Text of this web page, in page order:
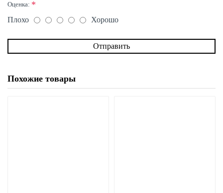
Оценка:
Плохо Хорошо
Отправить
Похожие товары